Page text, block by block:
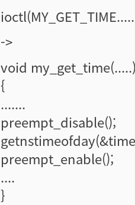
->
void
{
.......
preempt_disable();
preempt_enable();
....
}